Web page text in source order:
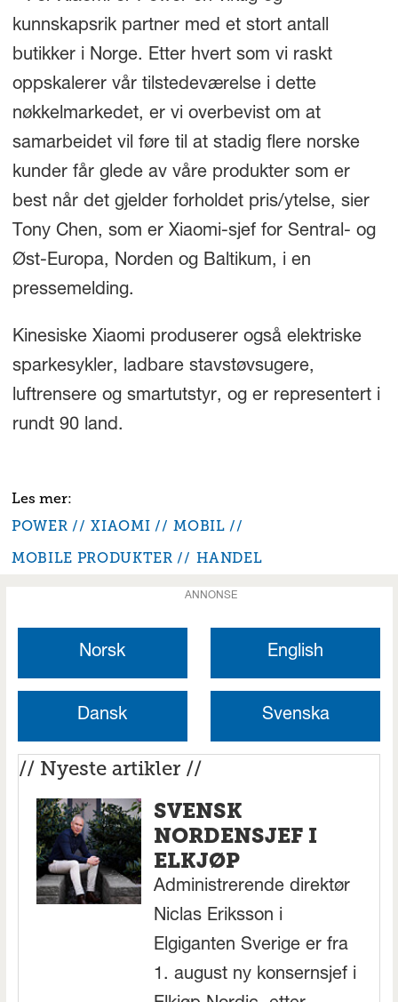
kunnskapsrik partner med et stort antall
butikker i Norge. Etter hvert som vi raskt
oppskalerer vår tilstedeværelse i dette
nøkkelmarkedet, er vi overbevist om at
samarbeidet vil føre til at stadig flere norske
kunder får glede av våre produkter som er
best når det gjelder forholdet pris/ytelse, sier
Tony Chen, som er Xiaomi-sjef for Sentral- og
Øst-Europa, Norden og Baltikum, i en
pressemelding.
Kinesiske Xiaomi produserer også elektriske
sparkesykler, ladbare stavstøvsugere,
luftrensere og smartutstyr, og er representert i
rundt 90 land.
POWER XIAOMI
MOBIL
MOBILE PRODUKTER
HANDEL
ANNONSE
Norsk English
Dansk Svenska
// Nyeste artikler //
SVENSK
NORDENSJEF I
ELKJØP
Administrerende direktør
Niclas Eriksson i
Elgiganten Sverige er fra
1. august ny konsernsjef i